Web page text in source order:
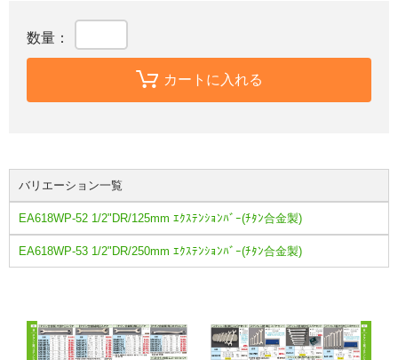
数量：
カートに入れる
バリエーション一覧
EA618WP-52 1/2"DR/125mm ｴｸｽﾃﾝｼｮﾝﾊﾞｰ(ﾁﾀﾝ合金製)
EA618WP-53 1/2"DR/250mm ｴｸｽﾃﾝｼｮﾝﾊﾞｰ(ﾁﾀﾝ合金製)